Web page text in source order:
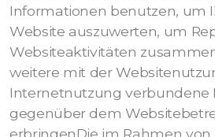
Informationen benutzen, um
Website auszuwerten, um
Websiteaktivitäten
weitere mit der
Internetnutzung verbundene
gegenüber dem
erbringenDie im Rahmen von